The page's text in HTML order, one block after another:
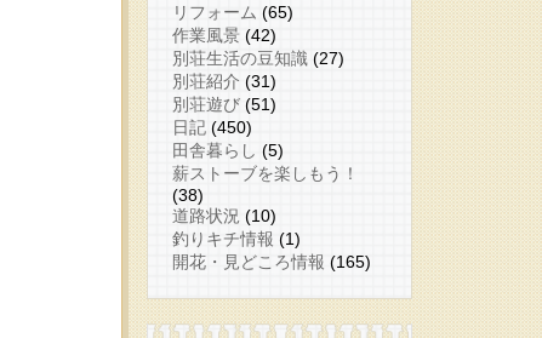
リフォーム (65)
作業風景 (42)
別荘生活の豆知識 (27)
別荘紹介 (31)
別荘遊び (51)
日記 (450)
田舎暮らし (5)
薪ストーブを楽しもう！
(38)
道路状況 (10)
釣りキチ情報 (1)
開花・見どころ情報 (165)